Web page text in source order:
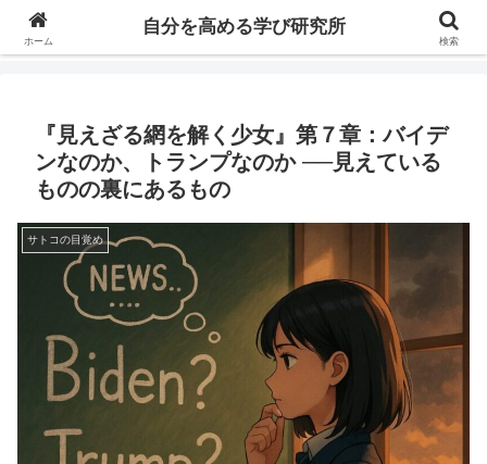
自分の価値を高めるための学びについて研究し、セミナーや情報（ブログ、動
『見えざる網を解く少女』第７章：バイデ
ンなのか、トランプなのか ──見えている
ものの裏にあるもの
サトコの目覚め
ホーム
自分を高める学び研究所
検索